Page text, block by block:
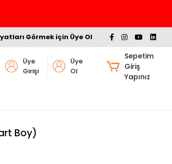
Görmek için Üye Ol
Üye
Girişi
Üye
Ol
Sepetim
Giriş
Yapınız
Boy)